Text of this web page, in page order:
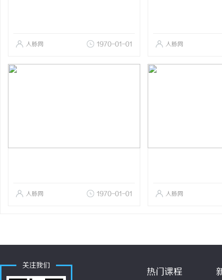
人脉网 1970-01-01 人脉网
人脉网 1970-01-01 人脉网
关注我们
热门课程